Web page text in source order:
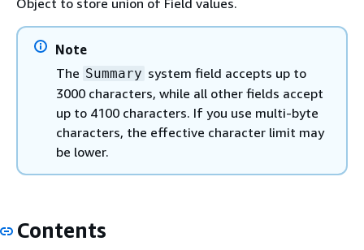
Object to store union of Field values.
Note
The Summary system field accepts up to
3000 characters, while all other fields accept
up to 4100 characters. If you use multi-byte
characters, the effective character limit may
be lower.
Contents